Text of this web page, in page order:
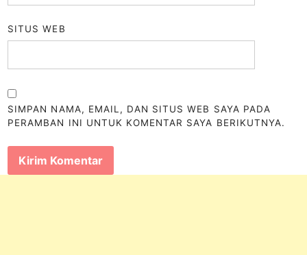
SITUS WEB
SIMPAN NAMA, EMAIL, DAN SITUS WEB SAYA PADA
PERAMBAN INI UNTUK KOMENTAR SAYA BERIKUTNYA.